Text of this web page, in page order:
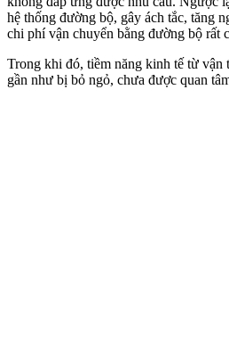
hệ thống đường bộ, gây ách tắc, tăng
chi phí vận chuyển bằng đường bộ rất
Trong khi đó, tiềm năng kinh tế từ
gần như bị bỏ ngỏ, chưa được quan